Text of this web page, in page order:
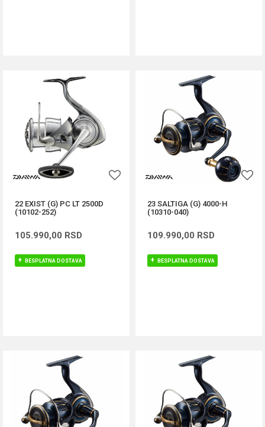
22 EXIST (G) PC LT 2500D
(10102-252)
105.990,00 RSD
BESPLATNA DOSTAVA
23 SALTIGA (G) 4000-H
(10310-040)
109.990,00 RSD
BESPLATNA DOSTAVA